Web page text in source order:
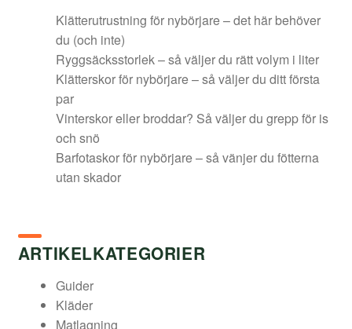
Klätterutrustning för nybörjare – det här behöver
du (och inte)
Ryggsäcksstorlek – så väljer du rätt volym i liter
Klätterskor för nybörjare – så väljer du ditt första
par
Vinterskor eller broddar? Så väljer du grepp för is
och snö
Barfotaskor för nybörjare – så vänjer du fötterna
utan skador
ARTIKELKATEGORIER
Guider
Kläder
Matlagning